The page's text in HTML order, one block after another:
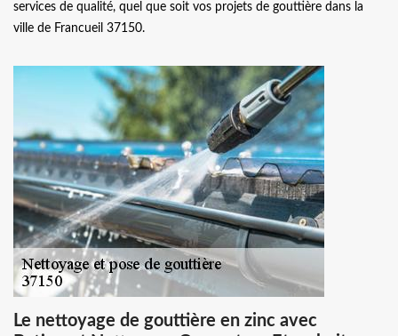
services de qualité, quel que soit vos projets de gouttière dans la
ville de Francueil 37150.
Le nettoyage de gouttière en zinc avec